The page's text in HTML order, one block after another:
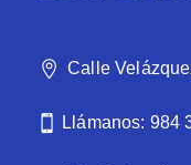
Calle
Llámanos: 984